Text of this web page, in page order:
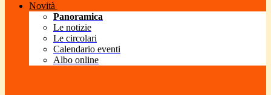
Novità
Panoramica
Le notizie
Le circolari
Calendario eventi
Albo online